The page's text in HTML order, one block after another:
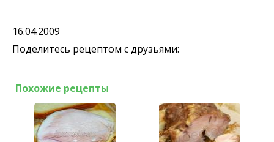
16.04.2009
Поделитесь рецептом с друзьями:
Похожие рецепты